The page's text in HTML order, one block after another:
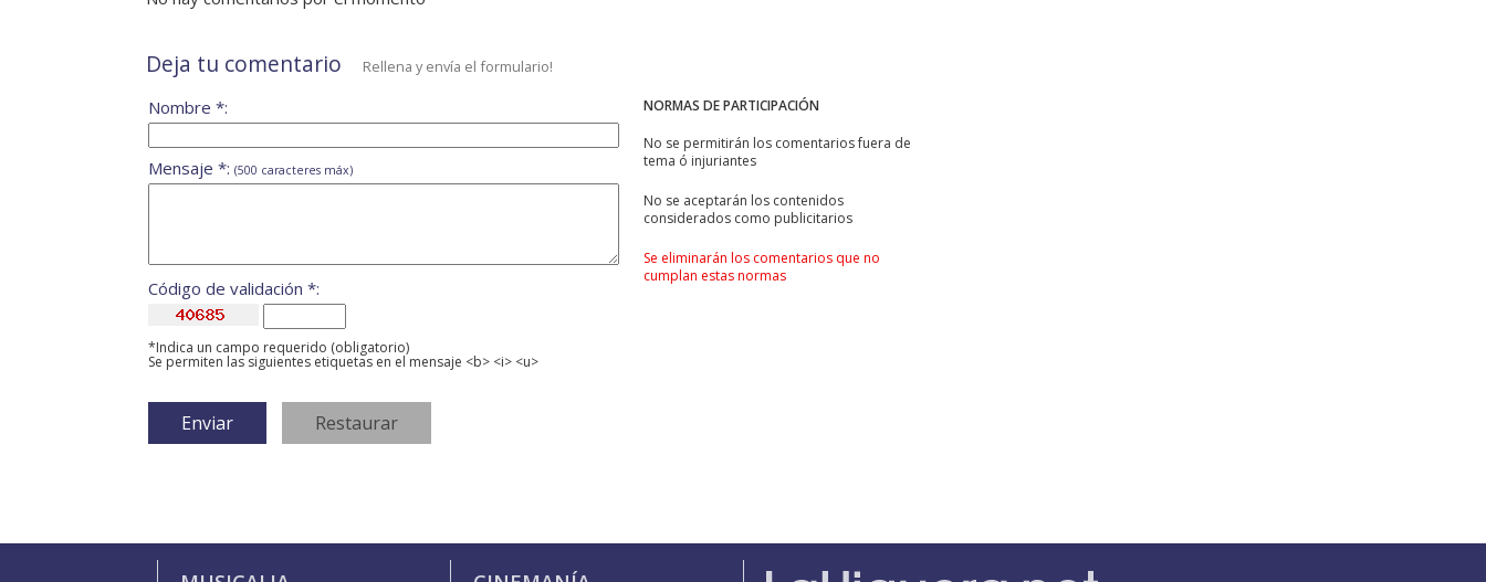
Deja tu comentario Rellena y envía el formulario!
NORMAS DE PARTICIPACIÓN
No se permitirán los comentarios fuera de
tema ó injuriantes
No se aceptarán los contenidos
considerados como publicitarios
Se eliminarán los comentarios que no
cumplan estas normas
Nombre *:
Mensaje *: (500 caracteres máx)
Código de validación *:
*Indica un campo requerido (obligatorio)
Se permiten las siguientes etiquetas en el mensaje <b> <i> <u>